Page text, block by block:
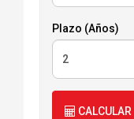
Plazo (Años)
CALCULAR